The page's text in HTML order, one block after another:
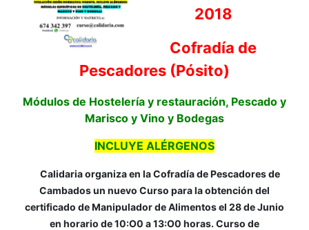
2018
Cofradía de
Pescadores (Pósito)
Módulos de Hostelería y restauración, Pescado y
Marisco y Vino y Bodegas
INCLUYE ALÉRGENOS
Calidaria organiza en la Cofradía de Pescadores de
Cambados un nuevo Curso para la obtención del
certificado de Manipulador de Alimentos el 28 de Junio
en horario de 10:O0 a 13:O0 horas. Curso de